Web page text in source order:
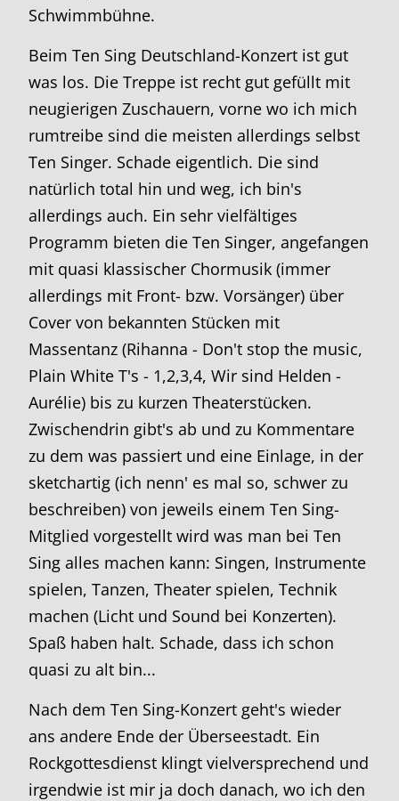
Schwimmbühne.
Beim Ten Sing Deutschland-Konzert ist gut
was los. Die Treppe ist recht gut gefüllt mit
neugierigen Zuschauern, vorne wo ich mich
rumtreibe sind die meisten allerdings selbst
Ten Singer. Schade eigentlich. Die sind
natürlich total hin und weg, ich bin's
allerdings auch. Ein sehr vielfältiges
Programm bieten die Ten Singer, angefangen
mit quasi klassischer Chormusik (immer
allerdings mit Front- bzw. Vorsänger) über
Cover von bekannten Stücken mit
Massentanz (Rihanna - Don't stop the music,
Plain White T's - 1,2,3,4, Wir sind Helden -
Aurélie) bis zu kurzen Theaterstücken.
Zwischendrin gibt's ab und zu Kommentare
zu dem was passiert und eine Einlage, in der
sketchartig (ich nenn' es mal so, schwer zu
beschreiben) von jeweils einem Ten Sing-
Mitglied vorgestellt wird was man bei Ten
Sing alles machen kann: Singen, Instrumente
spielen, Tanzen, Theater spielen, Technik
machen (Licht und Sound bei Konzerten).
Spaß haben halt. Schade, dass ich schon
quasi zu alt bin...
Nach dem Ten Sing-Konzert geht's wieder
ans andere Ende der Überseestadt. Ein
Rockgottesdienst klingt vielversprechend und
irgendwie ist mir ja doch danach, wo ich den